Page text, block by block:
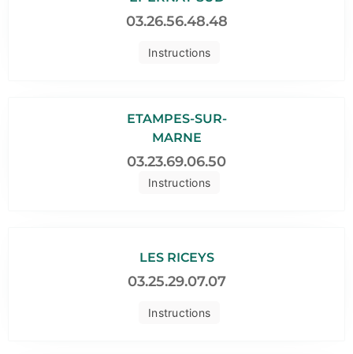
Instructions
03.26.56.48.48
Instructions
ETAMPES-SUR-
MARNE
03.23.69.06.50
Instructions
LES RICEYS
03.25.29.07.07